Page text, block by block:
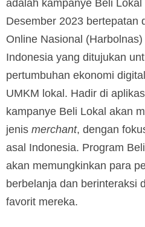
adalah kampanye Beli
Desember 2023 bertepatan
Online Nasional
Indonesia yang ditujukan
pertumbuhan ekonomi
UMKM lokal. Hadir di
kampanye Beli Lokal akan
jenis merchant, dengan
asal Indonesia. Program
akan memungkinkan para
berbelanja dan berinteraksi
favorit mereka.